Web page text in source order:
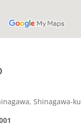
Shinagawa-ku